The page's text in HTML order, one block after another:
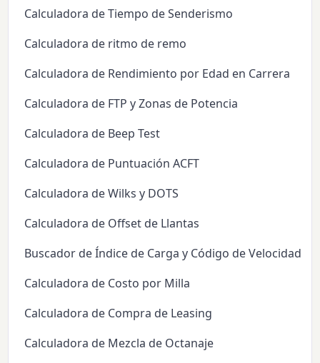
Calculadora de Tiempo de Senderismo
Calculadora de ritmo de remo
Calculadora de Rendimiento por Edad en Carrera
Calculadora de FTP y Zonas de Potencia
Calculadora de Beep Test
Calculadora de Puntuación ACFT
Calculadora de Wilks y DOTS
Calculadora de Offset de Llantas
Buscador de Índice de Carga y Código de Velocidad
Calculadora de Costo por Milla
Calculadora de Compra de Leasing
Calculadora de Mezcla de Octanaje